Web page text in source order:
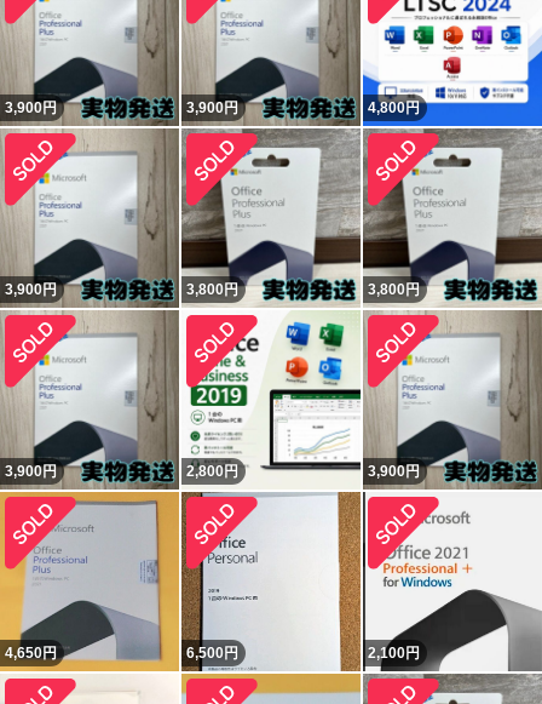
3,900円 3,900円 4,800円
3,900円 3,800円 3,800円
3,900円 2,800円 3,900円
4,650円 6,500円 2,100円